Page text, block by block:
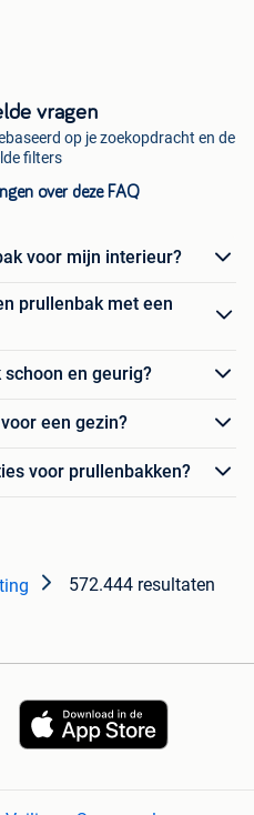
vragen
op je zoekopdracht en de
filters
over deze FAQ
voor mijn interieur?
prullenbak met een
en geurig?
een gezin?
voor prullenbakken?
572.444 resultaten